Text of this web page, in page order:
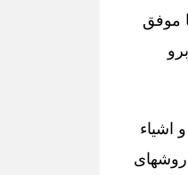
موفق
اشیاء
روشهای